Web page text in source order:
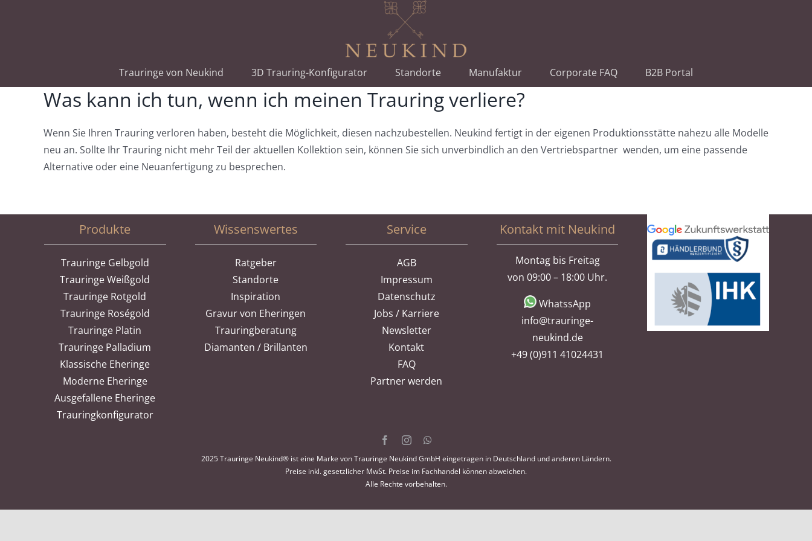
Trauringe von Neukind 3D Trauring-Konfigurator Standorte Manufaktur Corporate FAQ B2B Portal
Was kann ich tun, wenn ich meinen Trauring verliere?
Wenn Sie Ihren Trauring verloren haben, besteht die Möglichkeit, diesen nachzubestellen. Neukind fertigt in der eigenen Produktionsstätte nahezu alle Modelle
neu an. Sollte Ihr Trauring nicht mehr Teil der aktuellen Kollektion sein, können Sie sich unverbindlich an den Vertriebspartner wenden, um eine passende
Alternative oder eine Neuanfertigung zu besprechen.
Produkte
Trauringe Gelbgold
Trauringe Weißgold
Trauringe Rotgold
Trauringe Roségold
Trauringe Platin
Trauringe Palladium
Klassische Eheringe
Moderne Eheringe
Ausgefallene Eheringe
Trauringkonfigurator
Wissenswertes
Ratgeber
Standorte
Inspiration
Gravur von Eheringen
Trauringberatung
Diamanten / Brillanten
Service
AGB
Impressum
Datenschutz
Jobs / Karriere
Newsletter
Kontakt
FAQ
Partner werden
Kontakt mit Neukind
Montag bis Freitag
von 09:00 – 18:00 Uhr.
WhatssApp
info@trauringe-
neukind.de
+49 (0)911 41024431
2025 Trauringe Neukind® ist eine Marke von Trauringe Neukind GmbH eingetragen in Deutschland und anderen Ländern.
Preise inkl. gesetzlicher MwSt. Preise im Fachhandel können abweichen.
Alle Rechte vorbehalten.